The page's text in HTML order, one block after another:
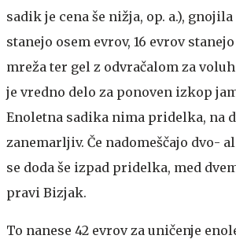
sadik je cena še nižja, op. a.),
stanejo osem evrov, 16 evrov
mreža ter gel z odvračalom za
je vredno delo za ponoven izkop
Enoletna sadika nima pridelka, na
zanemarljiv. Če nadomeščajo dvo-
se doda še izpad pridelka, med
pravi Bizjak.
To nanese 42 evrov za uničenje